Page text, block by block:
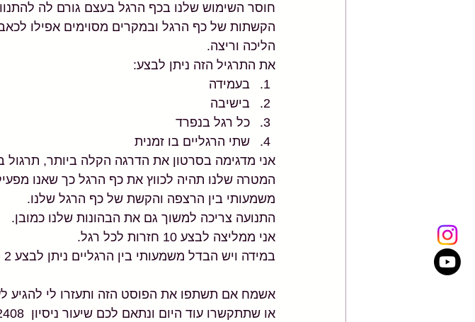
חוסר השימוש שלנו בכף הרגל בעצם גורם לה
הקשתות של כף הרגל ובמקרים מסוימים אפילו
הליכה וריצה.
את התרגיל הזה ניתן לבצע:
בעמידה
בישיבה
כל רגל בנפרד
שתי הרגליים בו זמנית
אני מדגימה בסרטון את הדרגה הקלה ביותר,
המטרה שלנו תהיה לכווץ את כף הרגל כך שאנו
משמעותי בין הרצפה והקשת של כף הרגל שלנו.
התנועה צריכה למשוך גם את הבהונות שלנו כמובן.
אני ממליצה לבצע 10 חזרות לכל רגל.
במידה ויש הבדל משמעותי בין הרגליים ניתן לבצע 2 סטים לכף הרגל החלשה.
אשמח אם תשתפו את הפוסט הזה ותעזרו לי להגיע
או שתתקשרו עוד היום ונתאם לכם שיעור ניסיון  072-2122408 או הקליקו